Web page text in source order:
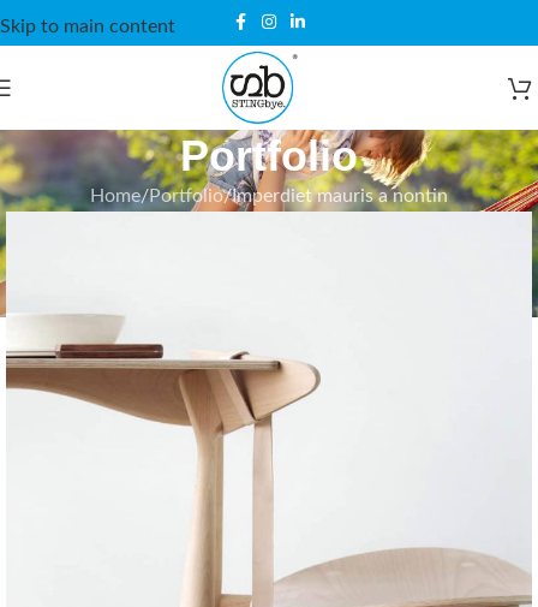
Skip to main content
Portfolio
Home Portfolio Imperdiet mauris a nontin